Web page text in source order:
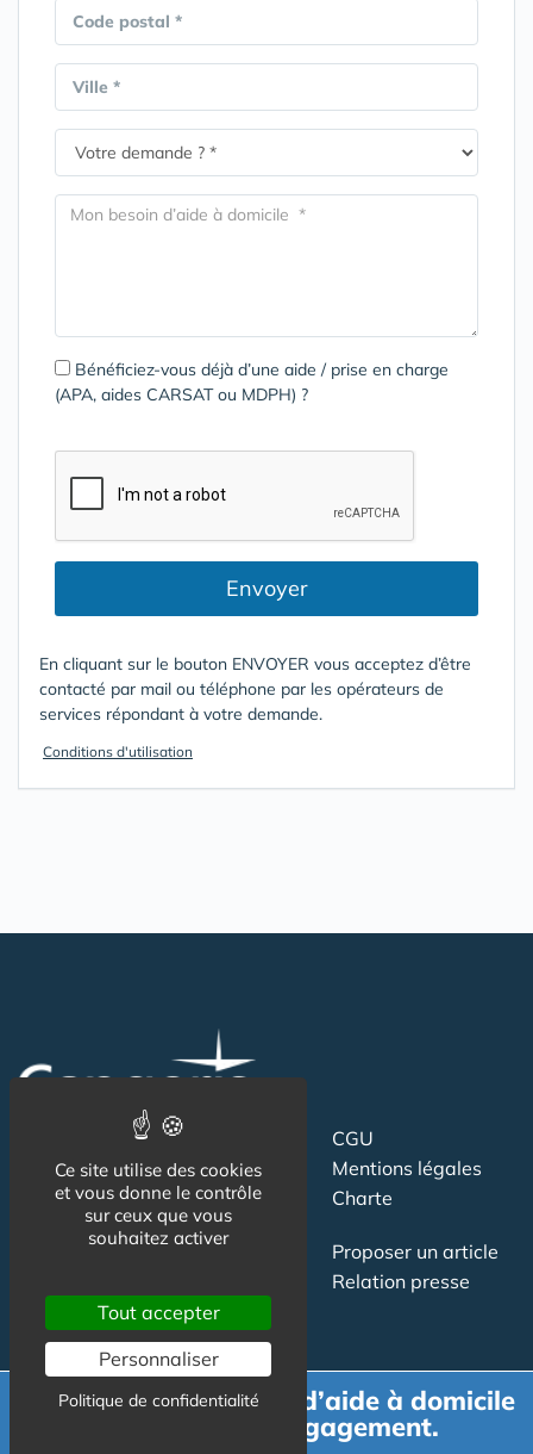
Code postal *
Ville *
Bénéficiez-vous déjà d’une aide / prise en charge
(APA, aides CARSAT ou MDPH) ?
Envoyer
En cliquant sur le bouton ENVOYER vous acceptez d’être
contacté par mail ou téléphone par les opérateurs de
services répondant à votre demande.
Conditions d'utilisation
CGU
Mentions légales
Charte
Contact
Publicité
Proposer un article
Relation presse
Demande de devis d’aide à domicile
gratuit et sans engagement.
Ce site utilise des cookies
et vous donne le contrôle
sur ceux que vous
souhaitez activer
Tout accepter
Personnaliser
Politique de confidentialité